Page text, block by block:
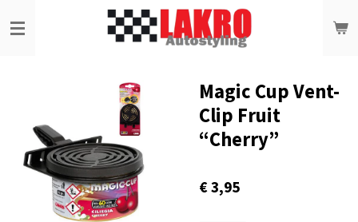
direct
Magic Cup Vent-
Clip Fruit
“Cherry”
€ 3,95